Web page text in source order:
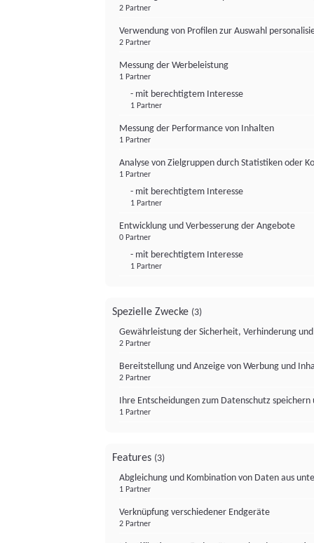
2 Partner
Verwendung von Profilen zur Auswahl
2 Partner
Messung der Werbeleistung
1 Partner
- mit berechtigtem Interesse
1 Partner
Messung der Performance von Inhalten
1 Partner
Analyse von Zielgruppen durch Statistiken oder
1 Partner
- mit berechtigtem Interesse
1 Partner
Entwicklung und Verbesserung der Angebote
0 Partner
- mit berechtigtem Interesse
1 Partner
Spezielle Zwecke (3)
Gewährleistung der Sicherheit, Verhinderung
2 Partner
Bereitstellung und Anzeige von Werbung und
2 Partner
Ihre Entscheidungen zum Datenschutz
1 Partner
Features (3)
Abgleichung und Kombination von Daten aus
1 Partner
Verknüpfung verschiedener Endgeräte
2 Partner